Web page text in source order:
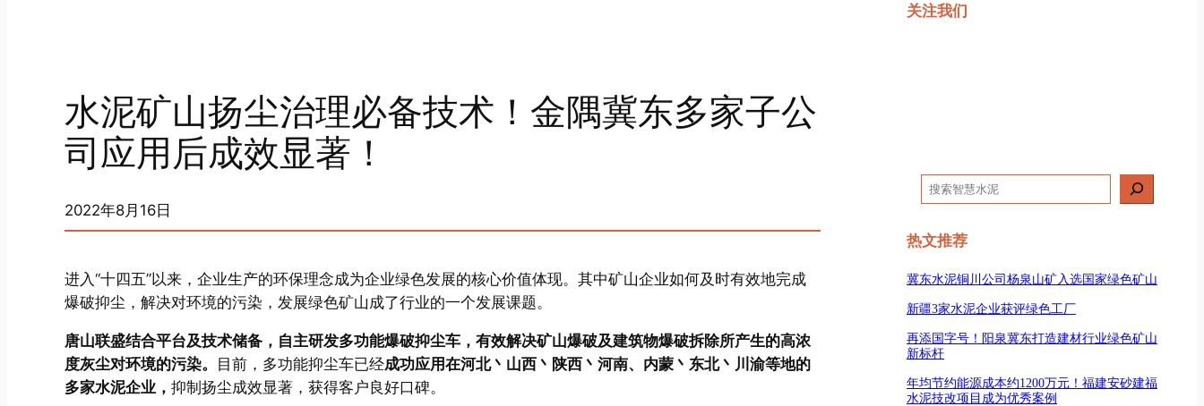
水泥矿山扬尘治理必备技术！金隅冀东多家子公
司应用后成效显著！
2022年8月16日
进入“十四五”以来，企业生产的环保理念成为企业绿色发展的核心价值体现。其中矿山企业如何及时有效地完成
爆破抑尘，解决对环境的污染，发展绿色矿山成了行业的一个发展课题。
唐山联盛结合平台及技术储备，自主研发多功能爆破抑尘车，有效解决矿山爆破及建筑物爆破拆除所产生的高浓
度灰尘对环境的污染。 目前，多功能抑尘车已经成功应用在河北丶山西丶陕西丶河南、内蒙丶东北丶川渝等地的
多家水泥企业， 抑制扬尘成效显著，获得客户良好口碑。
关注我们
搜
索
热文推荐
冀东水泥铜川公司杨泉山矿入选国家绿色矿山
新疆3家水泥企业获评绿色工厂
再添国字号！阳泉冀东打造建材行业绿色矿山
新标杆
年均节约能源成本约1200万元！福建安砂建福
水泥技改项目成为优秀案例